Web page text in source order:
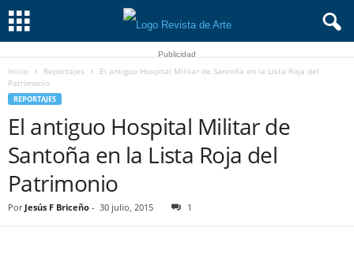
Publicidad
Inicio Reportajes
El antiguo Hospital Militar de Santoña en la Lista Roja del
Patrimonio
REPORTAJES
El antiguo Hospital Militar de
Santoña en la Lista Roja del
Patrimonio
Por Jesús F Briceño - 30 julio, 2015 1